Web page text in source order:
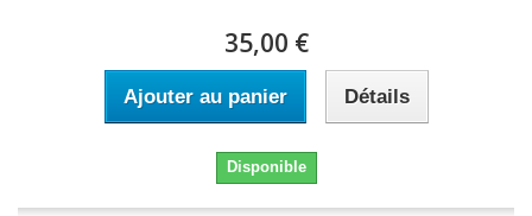
35,00 €
Ajouter au panier Détails
Disponible